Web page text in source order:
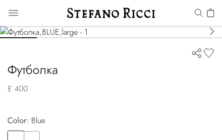
Футболка
£ 400
Color:
blue